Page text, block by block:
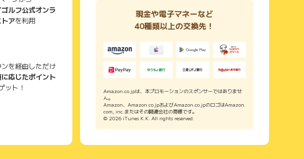
ルフ公式オンラ
アを利用
を経由しただけ
応じたポイント
ット！
現金や電子マネーなど
40種類以上の交換先！
Amazon.co.jpは、本プロモーションのスポンサーではありませ
ん。
Amazon、Amazon.co.jpおよびAmazon.co.jpのロゴはAmazon.
com, inc.またはその関連会社の商標です。
© 2026 iTunes K.K. All rights reserved.